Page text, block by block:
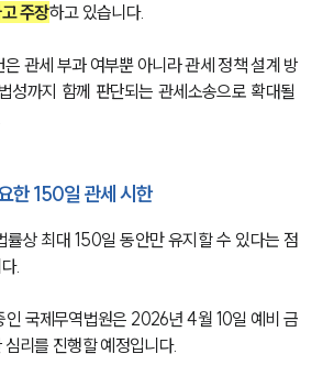
주장하고 있습니다.
관세 부과 여부뿐 아니라 관세 정책 설계 방
성까지 함께 판단되는 관세소송으로 확대될
한 150일 관세 시한
률상 최대 150일 동안만 유지할 수 있다는 점
.
인 국제무역법원은 2026년 4월 10일 예비 금
리를 진행할 예정입니다.